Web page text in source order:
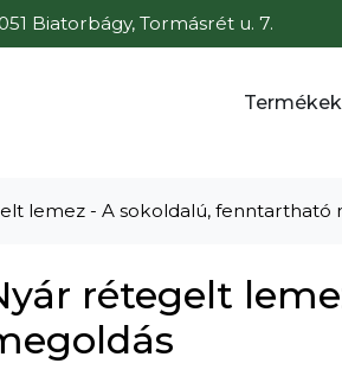
Biatorbágy, Tormásrét u. 7.
Termékek
lemez - A sokoldalú, fenntartható
rétegelt